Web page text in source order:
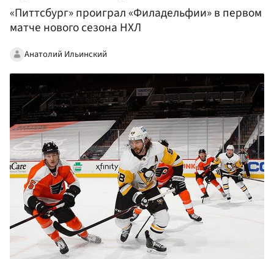
«Питтсбург» проиграл «Филадельфии» в первом
матче нового сезона НХЛ
Анатолий Ильинский